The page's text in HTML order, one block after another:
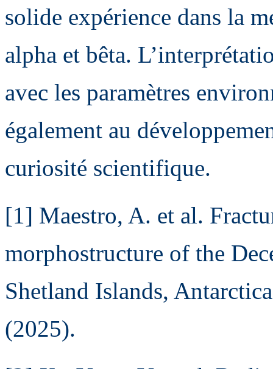
solide expérience dans la
alpha et bêta.
avec les paramètres
également au
curiosité scientifique.
[1] Maestro, A. et al.
morphostructure of the
Shetland Islands,
(2025).